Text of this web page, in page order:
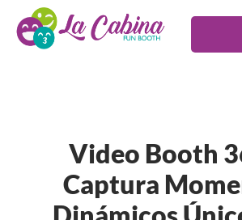
Video Booth
Captura